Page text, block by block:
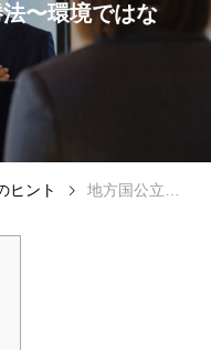
〜環境ではな
ヒント 地方国公立学生の就活必勝法〜環境ではなく、自分を語ろう〜